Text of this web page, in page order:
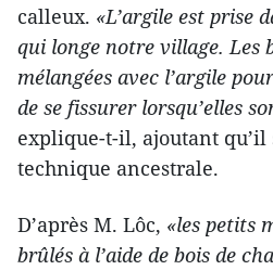
calleux. «L’argile est prise
qui longe notre village. Les
mélangées avec l’argile
de se fissurer lorsqu’elles
explique-t-il, ajoutant qu’il
technique ancestrale.
D’après M. Lôc, «les petits
brûlés à l’aide de bois de